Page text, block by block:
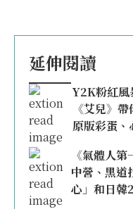
延伸閱讀
Y2K粉紅風
《艾兒》
原版彩蛋、
《氣體人
中營、黑道
心」和日韓